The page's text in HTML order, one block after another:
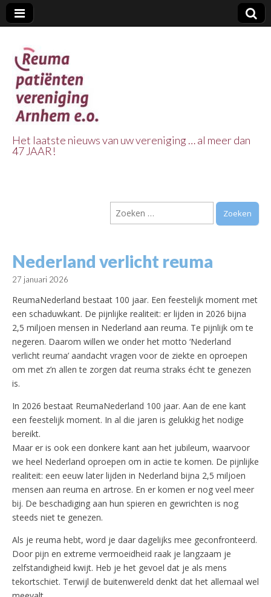
Vereniging
Arnhem e.o.
Het laatste nieuws van uw vereniging … al meer dan
47 JAAR!
Zoeken
naar:
Nederland verlicht reuma
27 januari 2026
ReumaNederland bestaat 100 jaar. Een feestelijk moment met
een schaduwkant. De pijnlijke realiteit: er lijden in 2026 bijna
2,5 miljoen mensen in Nederland aan reuma. Te pijnlijk om te
negeren. Daarom willen we onder het motto ‘Nederland
verlicht reuma’ aandacht vragen voor de ziekte en oproepen
om met z’n allen te zorgen dat reuma straks écht te genezen
is.
In 2026 bestaat ReumaNederland 100 jaar. Aan de ene kant
een feestelijk moment. In al die jaren is gelukkig het nodige
bereikt.
Maar er is ook een donkere kant aan het jubileum, waarvoor
we heel Nederland oproepen om in actie te komen. De pijnlijke
realiteit: een eeuw later lijden in Nederland bijna 2,5 miljoen
mensen aan reuma en artrose. En er komen er nog veel meer
bij. De beschadiging aan hun spieren en gewrichten is nog
steeds niet te genezen.
Als je reuma hebt, word je daar dagelijks mee geconfronteerd.
Door pijn en extreme vermoeidheid raak je langzaam je
zelfstandigheid kwijt. Heb je het gevoel dat je als mens
tekortschiet. Terwijl de buitenwereld denkt dat het allemaal wel